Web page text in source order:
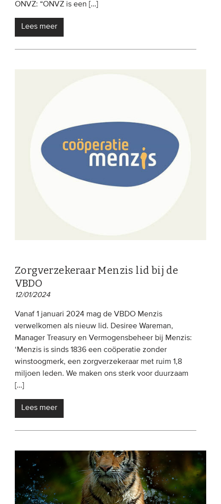
ONVZ: “ONVZ is een […]
Lees meer
Zorgverzekeraar Menzis lid bij de
VBDO
12/01/2024
Vanaf 1 januari 2024 mag de VBDO Menzis
verwelkomen als nieuw lid. Desiree Wareman,
Manager Treasury en Vermogensbeheer bij Menzis:
‘Menzis is sinds 1836 een coöperatie zonder
winstoogmerk, een zorgverzekeraar met ruim 1,8
miljoen leden. We maken ons sterk voor duurzaam
[…]
Lees meer